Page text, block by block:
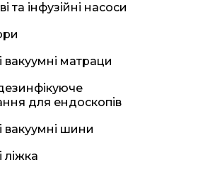
та інфузійні насоси
вакуумні матраци
для ендоскопів
вакуумні шини
ліжка